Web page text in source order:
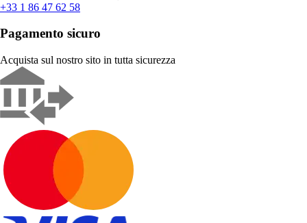
+33 1 86 47 62 58
Pagamento sicuro
Acquista sul nostro sito in tutta sicurezza